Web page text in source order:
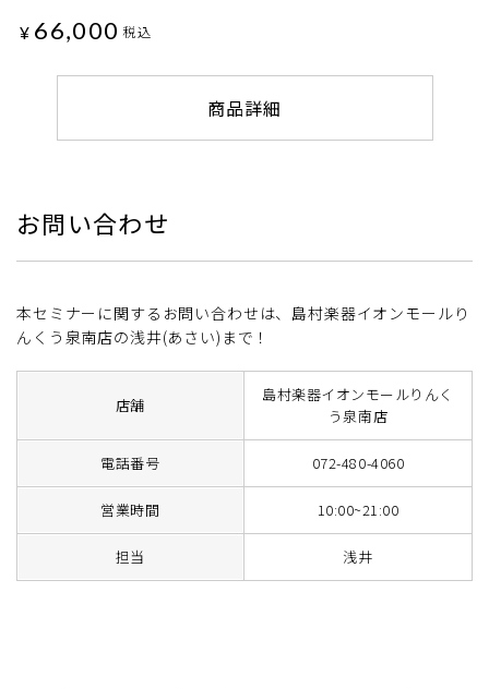
¥ 66,000 税込
商品詳細
お問い合わせ
本セミナーに関するお問い合わせは、島村楽器イオンモールり
んくう泉南店の浅井(あさい)まで！
店舗
島村楽器イオンモールりんく
う泉南店
電話番号 072-480-4060
営業時間 10:00~21:00
担当 浅井